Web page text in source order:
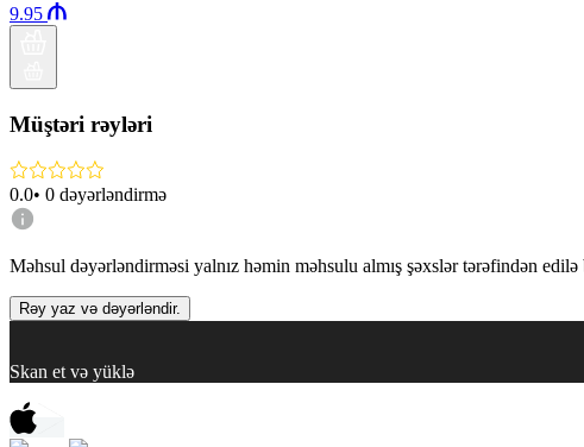
9.95
Müştəri rəyləri
0.0• 0 dəyərləndirmə
Məhsul dəyərləndirməsi yalnız həmin məhsulu almış şəxslər tərəfindən edilə
Rəy yaz və dəyərləndir.
Skan et və yüklə